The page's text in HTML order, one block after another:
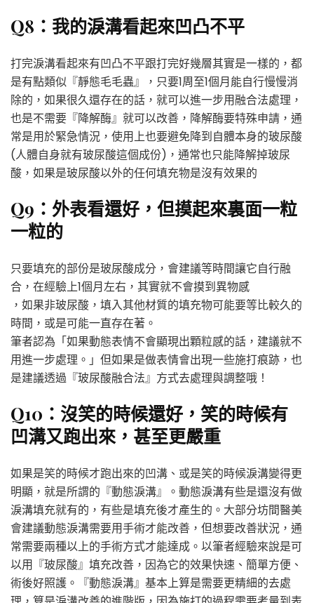
Q8：我的淚溝看起來凹凸不平
打完淚溝看起來有凹凸不平跟打完好幾層其實是一樣的，都
是有點類似『靜態毛毛蟲』，只要1周至1個月能自行慢慢消
除的，如果很久還存在的話，就可以進一步用融合法處理，
也是不需要『降解酶』就可以改善，降解酶要特殊申請，通
常是用於緊急情況，使用上也要避免降到自體本身的玻尿酸
(人體自身就有玻尿酸這個成份)，通常也只能降解掉玻尿
酸，如果是玻尿酸以外的任何填充物是沒有效果的
Q9：外表看還好，但摸起來裏面一粒
一粒的
只要填充的部份是玻尿酸成分，會建議等時間讓它自行融
合，在經驗上1個月左右，其實就不會摸到異物感
，如果非玻尿酸，填入其他材質的填充物可能要等比較久的
時間，或是可能一直存在著。
筆者認為「如果動態表情不會顯現出顆粒感的話，建議就不
用進一步處理。」但如果是做表情會出現一些施打痕跡，也
是建議透過『玻尿酸融合法』方式去處理與調整哦！
Q10：沒笑的時候還好，笑的時候有
凹溝又跑出來，甚至更嚴重
如果是笑的時候才跑出來的凹溝、或是笑的時候淚溝變得更
明顯，就是所謂的『動態淚溝』。動態淚溝有些是還沒有做
淚溝填充就有的，有些是填充後才產生的。大部分坊間醫美
會建議動態淚溝需要用手術才能改善，但想要改善狀況，通
常需要兩種以上的手術方式才能達成。以筆者經驗來說是可
以用『玻尿酸』填充改善，因為它的效果快速、簡單方便、
術後好照護。『動態淚溝』基本上算是需要更精細的去處